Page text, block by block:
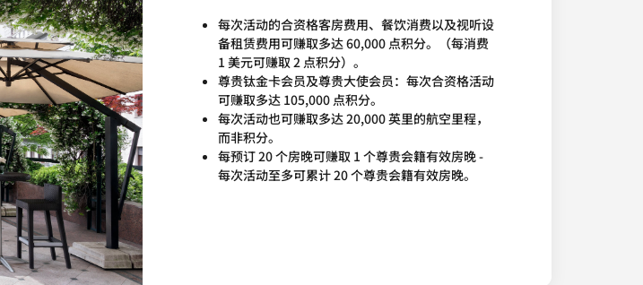
每次活动的合资格客房费用、餐饮消费以及视听设
备租赁费用可赚取多达 60,000 点积分。（每消费
1 美元可赚取 2 点积分）。
尊贵钛金卡会员及尊贵大使会员：每次合资格活动
可赚取多达 105,000 点积分。
每次活动也可赚取多达 20,000 英里的航空里程，
而非积分。
每预订 20 个房晚可赚取 1 个尊贵会籍有效房晚 -
每次活动至多可累计 20 个尊贵会籍有效房晚。